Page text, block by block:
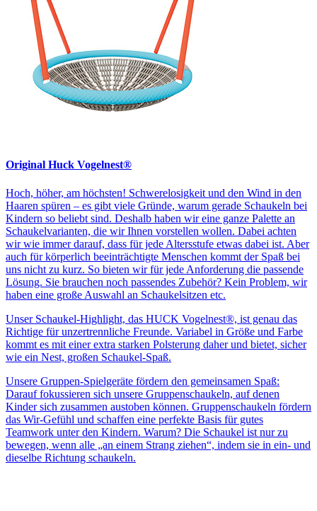
Original Huck Vogelnest®
Hoch, höher, am höchsten! Schwerelosigkeit und den Wind in den
Haaren spüren – es gibt viele Gründe, warum gerade Schaukeln bei
Kindern so beliebt sind. Deshalb haben wir eine ganze Palette an
Schaukelvarianten, die wir Ihnen vorstellen wollen. Dabei achten
wir wie immer darauf, dass für jede Altersstufe etwas dabei ist. Aber
auch für körperlich beeinträchtigte Menschen kommt der Spaß bei
uns nicht zu kurz. So bieten wir für jede Anforderung die passende
Lösung. Sie brauchen noch passendes Zubehör? Kein Problem, wir
haben eine große Auswahl an Schaukelsitzen etc.
Unser Schaukel-Highlight, das HUCK Vogelnest®, ist genau das
Richtige für unzertrennliche Freunde. Variabel in Größe und Farbe
kommt es mit einer extra starken Polsterung daher und bietet, sicher
wie ein Nest, großen Schaukel-Spaß.
Unsere Gruppen-Spielgeräte fördern den gemeinsamen Spaß:
Darauf fokussieren sich unsere Gruppenschaukeln, auf denen
Kinder sich zusammen austoben können. Gruppenschaukeln fördern
das Wir-Gefühl und schaffen eine perfekte Basis für gutes
Teamwork unter den Kindern. Warum? Die Schaukel ist nur zu
bewegen, wenn alle „an einem Strang ziehen“, indem sie in ein- und
dieselbe Richtung schaukeln.